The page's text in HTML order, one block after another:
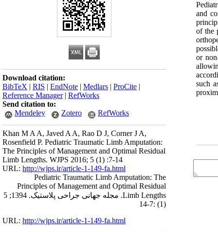
Download citation:
BibTeX | RIS | EndNote | Medlars | ProCite |
Reference Manager| RefWorks
Send citation to:
Mendeley
Zotero RefWorks
Khan M A A, Javed A A, Rao D J, Corner J A,
Rosenfield P. Pediatric Traumatic Limb Amputation:
The Principles of Management and Optimal Residual
Limb Lengths. WJPS 2016; 5 (1) :7-14
URL: http://wjps.ir/article-1-149-fa.html
Pediatric Traumatic Limb Amputation: The
Principles of Management and Optimal Residual
Limb Lengths. مجله جهانی جراحی پلاستیک. 1394; 5
(1) :7-14
URL: http://wjps.ir/article-1-149-fa.html
and
of the
or
such